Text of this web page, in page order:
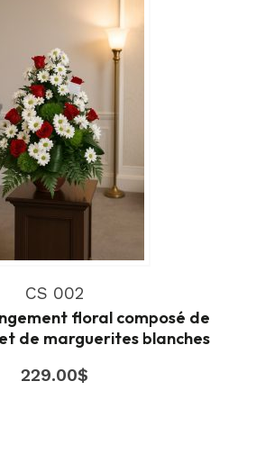
CS 002
floral composé de
de marguerites blanches
229.00$